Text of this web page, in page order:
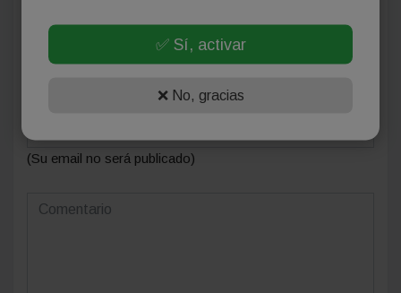
(Su email no será publicado)
✅ Sí, activar
❌ No, gracias